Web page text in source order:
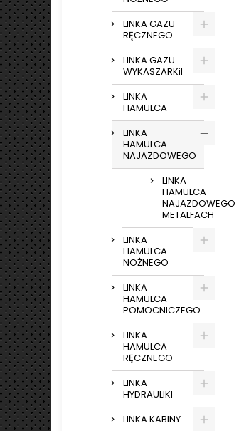
LINKA GAZU
RĘCZNEGO
LINKA GAZU
WYKASZARKiI
LINKA
HAMULCA
LINKA
HAMULCA
NAJAZDOWEGO
LINKA
HAMULCA
NAJAZDOWEGO
METALFACH
LINKA
HAMULCA
NOŻNEGO
LINKA
HAMULCA
POMOCNICZEGO
LINKA
HAMULCA
RĘCZNEGO
LINKA
HYDRAULIKI
LINKA KABINY